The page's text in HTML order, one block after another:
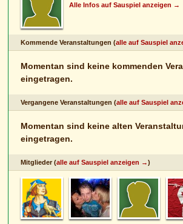
Alle Infos auf Sauspiel anzeigen →
Kommende Veranstaltungen (alle auf Sauspiel
Momentan sind keine kommenden
eingetragen.
Vergangene Veranstaltungen (alle auf Sauspiel
Momentan sind keine alten
eingetragen.
Mitglieder (alle auf Sauspiel anzeigen →)